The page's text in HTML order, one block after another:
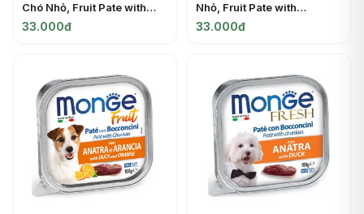
Chó Nhỏ, Fruit Pate with
Chunkies, with Pork &
33.000đ
Nhỏ, Fruit Pate with
Chunkies, with Salmon &
33.000đ